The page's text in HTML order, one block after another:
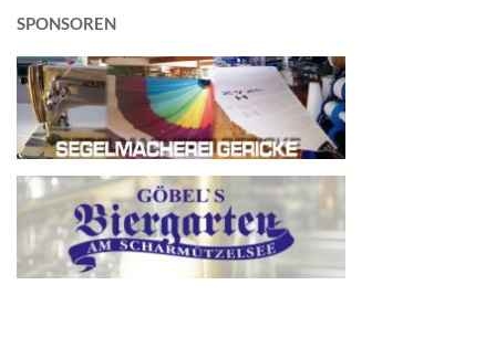
SPONSOREN